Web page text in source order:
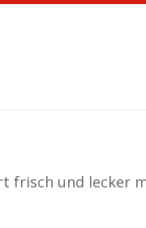
frisch und lecker